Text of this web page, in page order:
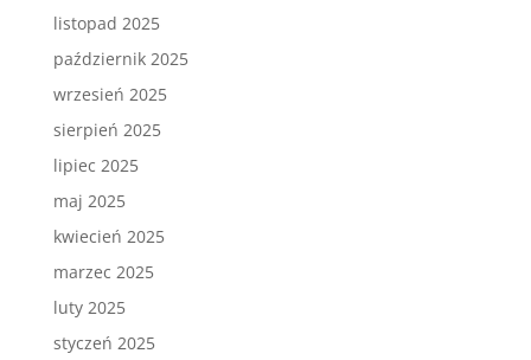
listopad 2025
październik 2025
wrzesień 2025
sierpień 2025
lipiec 2025
maj 2025
kwiecień 2025
marzec 2025
luty 2025
styczeń 2025